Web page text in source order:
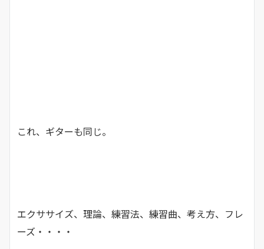
これ、ギターも同じ。
エクササイズ、理論、練習法、練習曲、考え方、フレ
ーズ・・・・